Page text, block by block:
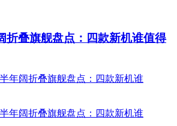
折叠旗舰盘点：四款新机谁值得